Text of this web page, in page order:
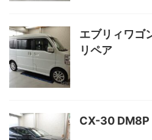
エブリィワゴ
リペア
CX-30 DM8P